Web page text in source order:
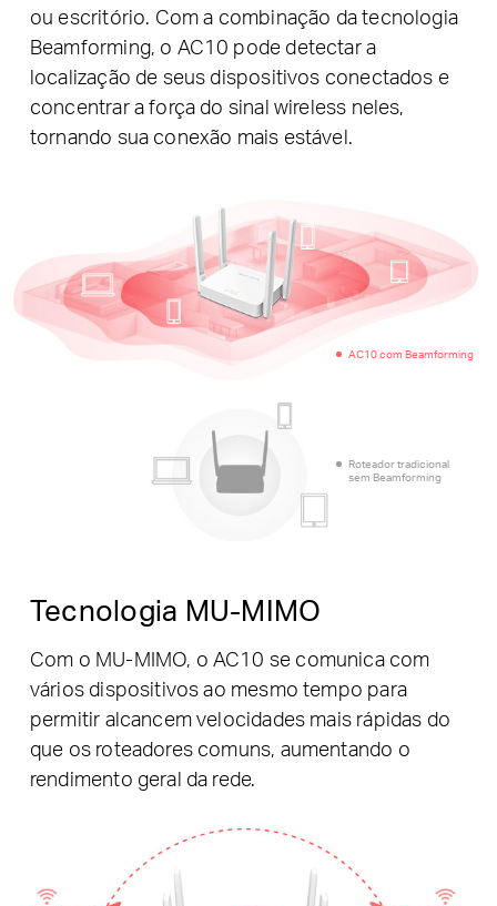
ou escritório. Com a combinação da tecnologia
Beamforming, o AC10 pode detectar a
localização de seus dispositivos conectados e
concentrar a força do sinal wireless neles,
tornando sua conexão mais estável.
Roteador tradicional
sem Beamforming
AC10 com Beamforming
Tecnologia MU-MIMO
Com o MU-MIMO, o AC10 se comunica com
vários dispositivos ao mesmo tempo para
permitir alcancem velocidades mais rápidas do
que os roteadores comuns, aumentando o
rendimento geral da rede.